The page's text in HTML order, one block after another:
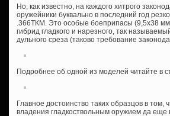
Но, как известно, на каждого хитрого
оружейники буквально в последний год
.366ТКМ. Это особые боеприпасы (9,5х38
гибрид гладкого и нарезного, так
дульного среза (таково требование
Подробнее об одной из моделей читайте в
Главное достоинство таких образцов в
владения гладкоствольным оружием да еще